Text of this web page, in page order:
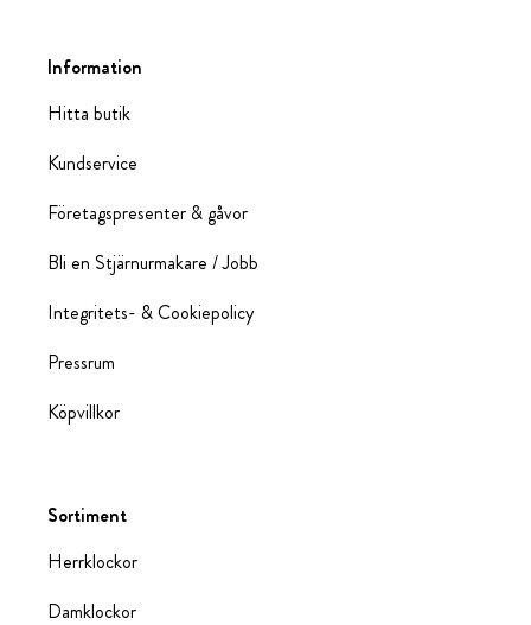
Information
Hitta butik
Kundservice
Företagspresenter & gåvor
Bli en Stjärnurmakare / Jobb
Integritets- & Cookiepolicy
Pressrum
Köpvillkor
Sortiment
Herrklockor
Damklockor